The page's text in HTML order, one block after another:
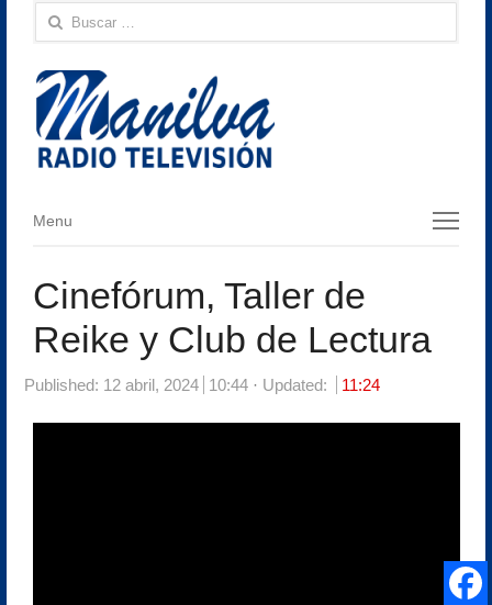
Buscar:
Menu
Menu
Cinefórum, Taller de
Reike y Club de Lectura
Published: 12 abril, 2024 10:44 Updated: 11:24